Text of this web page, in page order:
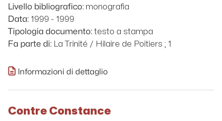
Livello bibliografico: monografia
Data: 1999 - 1999
Tipologia documento: testo a stampa
Fa parte di: La Trinité / Hilaire de Poitiers ; 1
Informazioni di dettaglio
Contre Constance